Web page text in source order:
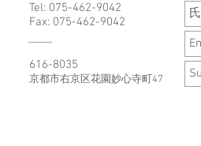
Tel: 075-462-9042
Fax: 075-462-9042
616-8035
京都市右京区花園妙心寺町47